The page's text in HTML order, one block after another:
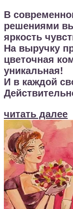
В
решениями
яркость
На выручку
цветочная
уникальная!
И в каждой
читать далее